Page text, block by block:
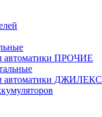
автоматики ПРОЧИЕ
автоматики ДЖИЛЕКС